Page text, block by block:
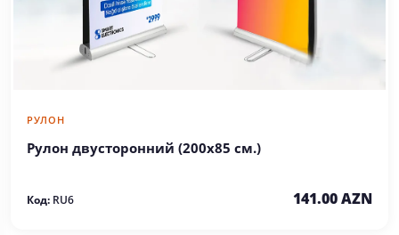
РУЛОН
Рулон двусторонний (200х85 см.)
Код: RU6 141.00 AZN